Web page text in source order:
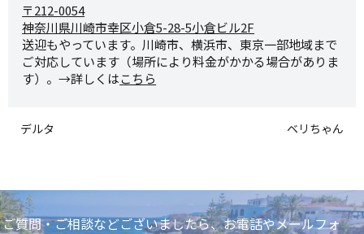
〒212-0054
神奈川県川崎市幸区小倉5-28-5小倉ビル2F
送迎もやっています。川崎市、横浜市、東京一部地域まで
ご対応しています（場所により料金がかかる場合がありま
す）。→詳しくはこちら
デルタ ベリちゃん
ご質問・ご相談などございましたら、お電話やメールフォ